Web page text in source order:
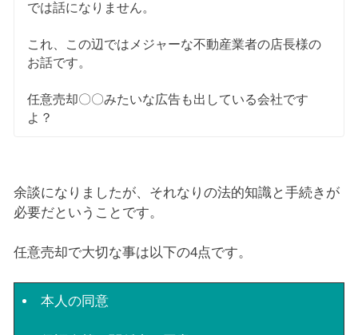
では話になりません。
これ、この辺ではメジャーな不動産業者の店長様の
お話です。
任意売却〇〇みたいな広告も出している会社です
よ？
余談になりましたが、それなりの法的知識と手続きが
必要だということです。
任意売却で大切な事は以下の4点です。
本人の同意